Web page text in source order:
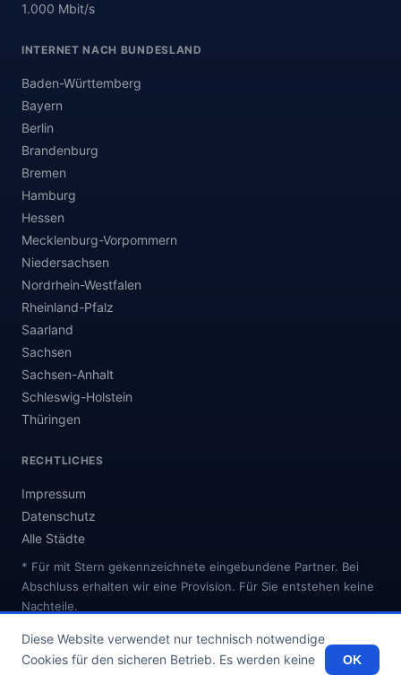
1.000 Mbit/s
INTERNET NACH BUNDESLAND
Baden-Württemberg
Bayern
Berlin
Brandenburg
Bremen
Hamburg
Hessen
Mecklenburg-Vorpommern
Niedersachsen
Nordrhein-Westfalen
Rheinland-Pfalz
Saarland
Sachsen
Sachsen-Anhalt
Schleswig-Holstein
Thüringen
RECHTLICHES
Impressum
Datenschutz
Alle Städte
* Für mit Stern gekennzeichnete eingebundene Partner. Bei
Abschluss erhalten wir eine Provision. Für Sie entstehen keine
Nachteile.
Diese Website verwendet nur technisch notwendige
Cookies für den sicheren Betrieb. Es werden keine
OK